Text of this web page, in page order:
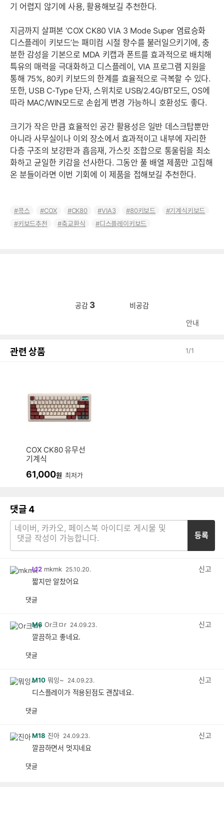
기 어렵지 않기에 사용, 활용해보길 추천한다.
지금까지 살펴본 ‘COX CK80 VIA 3 Mode Super 염료승화
디스플레이 키보드’는 패미컴 시절 향수를 불러일으키기에, 충
분한 감성을 기본으로 MDA 키캡과 폰트를 효과적으로 배치해
특유의 매력을 극대화하고 디스플레이, VIA 프로그램 지원을
통해 75%, 80키 키보드의 한계를 효율적으로 극복할 수 있다.
또한, USB C-Type 단자, 스위치로 USB/2.4G/BT모드, OS에
따라 MAC/WIN모드로 손쉽게 변경 가능하니 호환성도 좋다.
크기가 작은 만큼 효율적인 공간 활용성은 일반 데스크탑뿐만
아니라 사무실이나 이외 장소에서 효과적이고 내부에 자리한
다층 구조의 보강판과 흡음재, 가스킷 조합으로 통울림을 최소
화하고 균일한 키감을 선사한다. 그동안 풀 배열 제품만 고집해
온 분들이라면 이번 기회에 이 제품을 접해보길 추천한다.
콕스 COX CK80 VIA3 80키보드
기계식키보드
키보드추천
축교환식 디스플레이키보드
공감 3 비공감
안내
관련 상품 1/1
COX CK80 유무선
기계식
61,000원 최저가
댓글4
등록
L12 mkmk 25.10.20.
신고
짧지만 알찼어요
댓글
M6 Or크ㅁr 24.09.23.
신고
깔끔하고 좋네요.
댓글
M10 뭐잉~ 24.09.23.
신고
디스플레이가 적용된점도 괜찮네요.
댓글
M18 진아 24.09.23.
신고
깔끔하면서 멋지네요
댓글